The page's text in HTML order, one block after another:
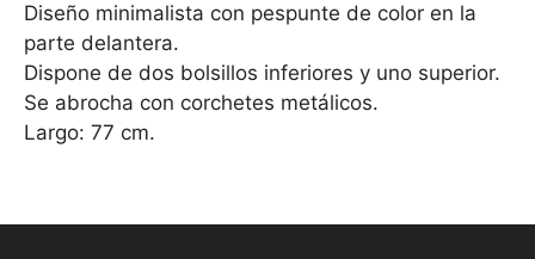
Diseño minimalista con pespunte de color en la
parte delantera.
Dispone de dos bolsillos inferiores y uno superior.
Se abrocha con corchetes metálicos.
Largo: 77 cm.